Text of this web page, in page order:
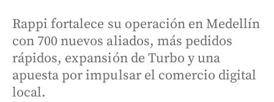
Rappi fortalece su operación en Medellín
con 700 nuevos aliados, más pedidos
rápidos, expansión de Turbo y una
apuesta por impulsar el comercio digital
local.